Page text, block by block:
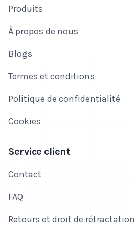
Produits
À propos de nous
Blogs
Termes et conditions
Politique de confidentialité
Cookies
Service client
Contact
FAQ
Retours et droit de rétractation